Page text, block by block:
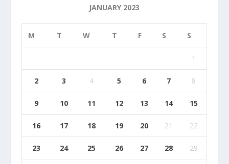
JANUARY 2023
M T W T F S S
1
2 3 4 5 6 7 8
9 10 11 12 13 14 15
16 17 18 19 20 21 22
23 24 25 26 27 28 29